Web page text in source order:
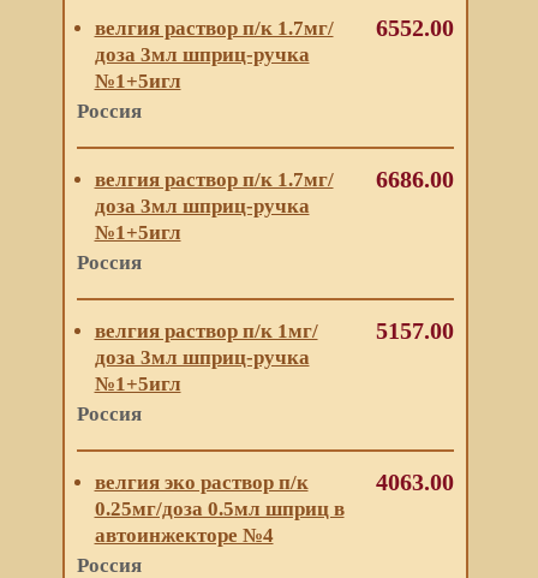
велгия раствор п/к 1.7мг/
доза 3мл шприц-ручка
№1+5игл
Россия
6552.00
велгия раствор п/к 1.7мг/
доза 3мл шприц-ручка
№1+5игл
Россия
6686.00
велгия раствор п/к 1мг/
доза 3мл шприц-ручка
№1+5игл
Россия
5157.00
велгия эко раствор п/к
0.25мг/доза 0.5мл шприц в
автоинжекторе №4
Россия
4063.00